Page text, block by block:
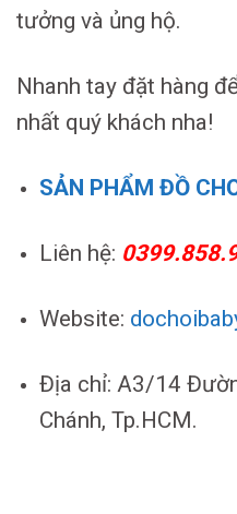
tưởng và ủng hộ.
Nhanh tay đặt hàng
nhất quý khách nha!
SẢN PHẨM ĐỒ
Liên hệ:
Website:
Địa chỉ: A3/14
Chánh, Tp.HCM.